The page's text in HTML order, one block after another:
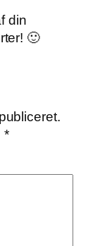
din
🙂
*